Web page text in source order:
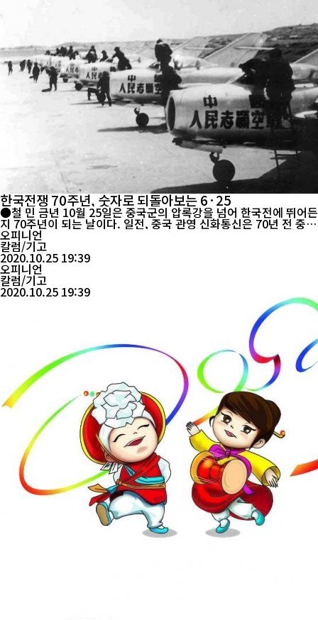
한국전쟁 70주년, 숫자로 되돌아보는 6·25
●철 민 금년 10월 25일은 중국군의 압록강을 넘어 한국전에 뛰어든
지 70주년이 되는 날이다. 일전, 중국 관영 신화통신은 70년 전 중국
군이 한국전에 참가하게 될 당시의 미국과 중국의 경제적 대비, 미군
과 중국군 사이의 역량 대비를 하면서 쌍방 간의 현저한 역량 적 차
이가 있음에도 불구하고 중국군이 압록강을 넘어 한국전에 뛰어들었
고 또한 미군을 38선 부근까지 밀고 내려간 원인과 요소 등을 분석하
면...
오피니언
칼럼/기고
2020.10.25 19:39
오피니언
칼럼/기고
2020.10.25 19:39